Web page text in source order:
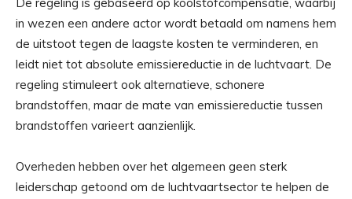
De regeling is gebaseerd op koolstofcompensatie, waarbij
in wezen een andere actor wordt betaald om namens hem
de uitstoot tegen de laagste kosten te verminderen, en
leidt niet tot absolute emissiereductie in de luchtvaart. De
regeling stimuleert ook alternatieve, schonere
brandstoffen, maar de mate van emissiereductie tussen
brandstoffen varieert aanzienlijk.
Overheden hebben over het algemeen geen sterk
leiderschap getoond om de luchtvaartsector te helpen de